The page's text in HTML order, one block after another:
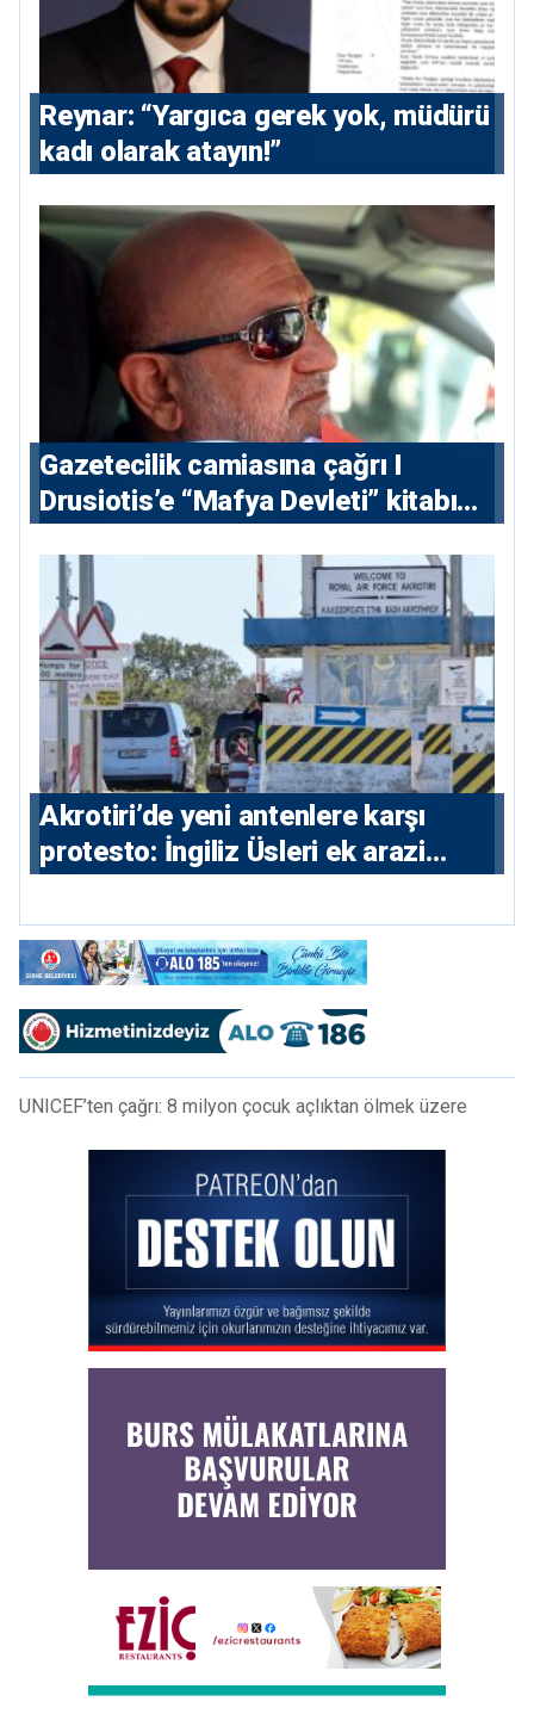
Reynar: “Yargıca gerek yok, müdürü
kadı olarak atayın!”
Gazetecilik camiasına çağrı I
⁠Drusiotis’e “Mafya Devleti” kitabı
⁠Akrotiri’de yeni antenlere karşı
protesto: İngiliz Üsleri ek arazi
UNICEF’ten çağrı: 8 milyon çocuk açlıktan ölmek üzere